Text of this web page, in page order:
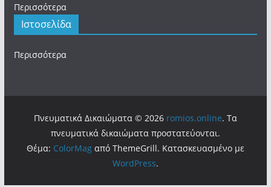
Περισσότερα
Ιστοσελίδα
Περισσότερα
Πνευματικά Δικαιώματα © 2026 romios.online. Τα
πνευματικά δικαιώματα προστατεύονται.
Θέμα: ColorMagαπό ThemeGrill. Κατασκευασμένο με
WordPress.